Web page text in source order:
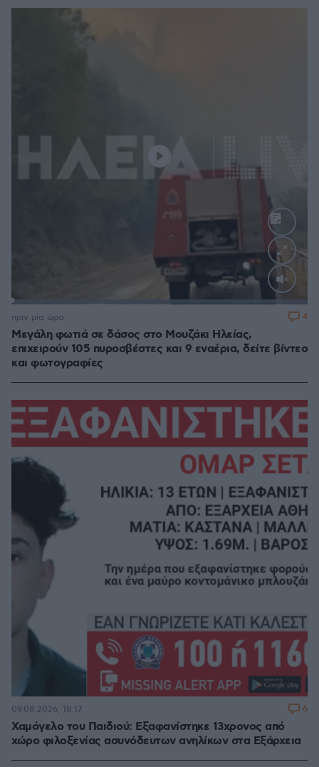
Loaded:
Μεγάλη φωτιά σε δάσος στο Μουζάκι Ηλείας,
επιχειρούν 105 πυροσβέστες και 9 εναέρια, δείτε βίντεο
και φωτογραφίες
πριν μία ώρα 4
Χαμόγελο του Παιδιού: Εξαφανίστηκε 13χρονος από
χώρο φιλοξενίας ασυνόδευτων ανηλίκων στα Εξάρχεια
09.08.2026, 18:17 6